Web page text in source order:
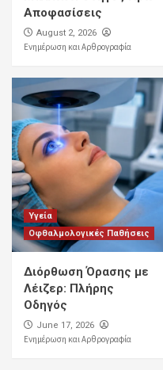
Αποφράξεις
Σιφώνι
3
Αποφράξεις
Καθαρισμός
και
4
Αποφράξεις
Απόφραξη
Αιτίες,
Αποφράξεις
Υπηρεσίες
Λύσεις για
Αποφασίσεις
August 2, 2026
Ενημέρωση και Αρθρογραφία
Υγεία
Οφθαλμολογικές Παθήσεις
Διόρθωση Όρασης με
Λέιζερ: Πλήρης
Οδηγός
June 17, 2026
Ενημέρωση και Αρθρογραφία